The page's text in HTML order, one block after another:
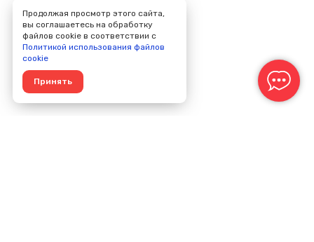
Продолжая просмотр этого сайта,
вы соглашаетесь на обработку
файлов cookie в соответствии с
Политикой использования файлов
cookie
Принять